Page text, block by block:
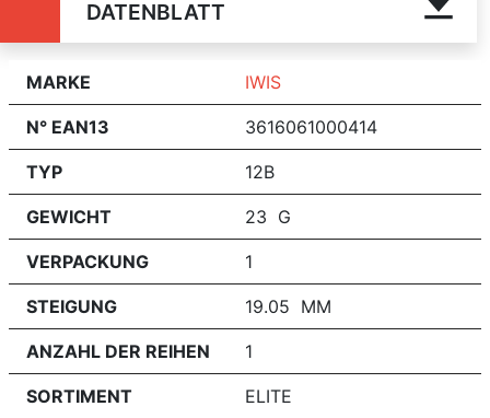
DATENBLATT
MARKE IWIS
N° EAN13 3616061000414
TYP 12B
GEWICHT 23 G
VERPACKUNG 1
STEIGUNG 19.05 MM
ANZAHL DER REIHEN 1
SORTIMENT ELITE